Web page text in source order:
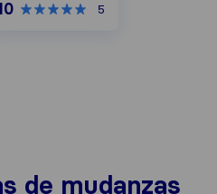
5
de mudanzas